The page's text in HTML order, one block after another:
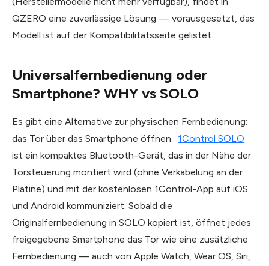
QZERO eine zuverlässige Lösung — vorausgesetzt, das
Modell ist auf der Kompatibilitätsseite gelistet.
Universalfernbedienung oder
Smartphone? WHY vs SOLO
Es gibt eine Alternative zur physischen Fernbedienung:
das Tor über das Smartphone öffnen. 1Control SOLO
ist ein kompaktes Bluetooth-Gerät, das in der Nähe der
Tor­steuerung montiert wird (ohne Verkabelung an der
Platine) und mit der kostenlosen 1Control-App auf iOS
und Android kommuniziert. Sobald die
Originalfernbedienung in SOLO kopiert ist, öffnet jedes
freigegebene Smartphone das Tor wie eine zusätzliche
Fernbedienung — auch von Apple Watch, Wear OS, Siri,